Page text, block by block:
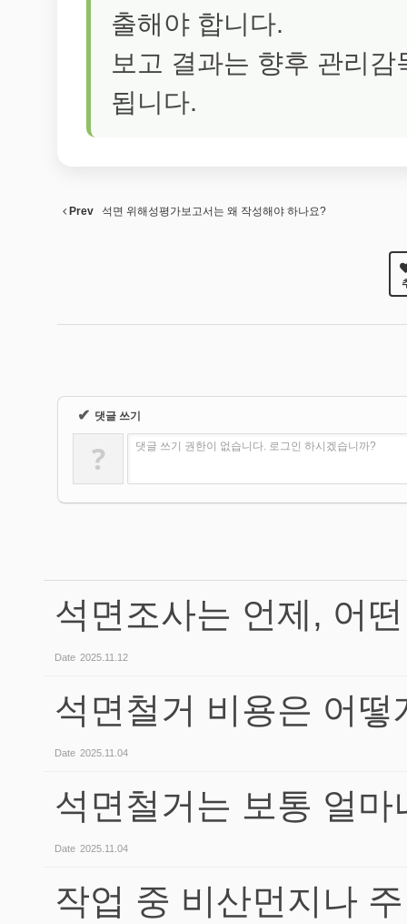
출해야 합니다.
보고 결과는 향후 관리
됩니다.
Prev 석면 위해성평가보고서는 왜 작성해야 하나요?
✔ 댓글 쓰기
? 댓글 쓰기 권한이 없습니다. 로그인 하시겠습니까?
석면조사는 언제, 어
Date 2025.11.12
석면철거 비용은 어
Date 2025.11.04
석면철거는 보통 얼마
Date 2025.11.04
작업 중 비산먼지나